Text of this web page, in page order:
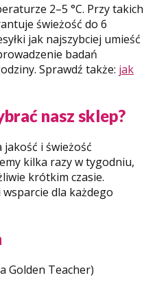
2–5 °C. Przy takich
świeżość do 6
jak najszybciej umieść
badań
Sprawdź także: jak
nasz sklep?
jakość i świeżość
kilka razy w tygodniu,
krótkim czasie.
dla każdego
Golden Teacher)